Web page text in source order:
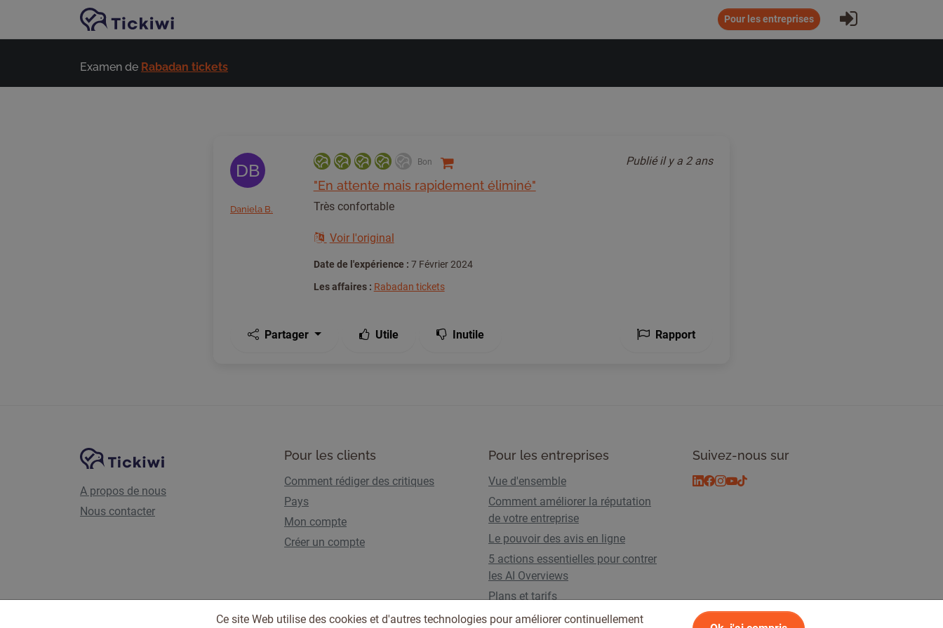
Passer au contenu principal
Pour les entreprises S'inscrire
Examen de Rabadan tickets
DB
Daniela B.
Bon Publiéil y a 2 ans
"En attente mais rapidement éliminé"
Très confortable
Voir l'original
Date de l'expérience : 7 Février 2024
Les affaires : Rabadan tickets
Partager Utile Inutile Rapport
Navigation du sitePlate-forme Tickiwi
A propos de nous
Nous contacter
Pour les clients
Comment rédiger des critiques
Pays
Mon compte
Créer un compte
Pour les entreprises
Vue d'ensemble
Comment améliorer la réputation
de votre entreprise
Le pouvoir des avis en ligne
5 actions essentielles pour contrer
les AI Overviews
Plans et tarifs
Suivez-nous sur
Ce site Web utilise des cookies et d'autres technologies pour améliorer continuellement